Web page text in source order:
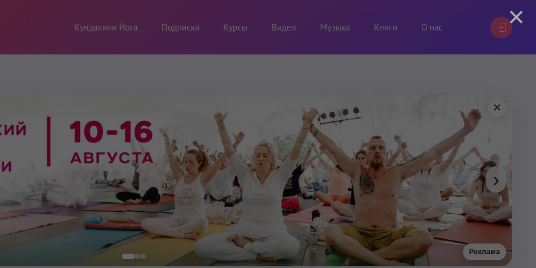
Кундалини Йога Подписка Курсы Видео Музыка Книги О нас
Реклама
×
›
×